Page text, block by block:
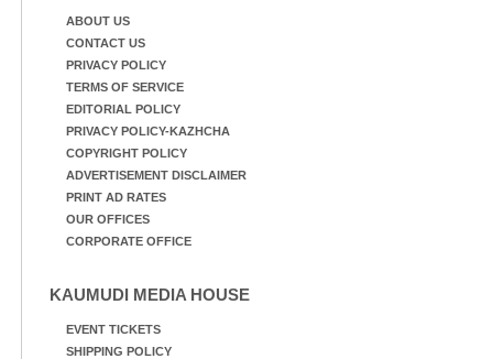
ABOUT US
CONTACT US
PRIVACY POLICY
TERMS OF SERVICE
EDITORIAL POLICY
PRIVACY POLICY-KAZHCHA
COPYRIGHT POLICY
ADVERTISEMENT DISCLAIMER
PRINT AD RATES
OUR OFFICES
CORPORATE OFFICE
KAUMUDI MEDIA HOUSE
EVENT TICKETS
SHIPPING POLICY